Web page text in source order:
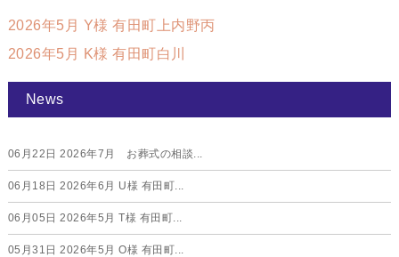
2026年5月 Y様 有田町上内野丙
2026年5月 K様 有田町白川
News
06月22日 2026年7月 お葬式の相談...
06月18日 2026年6月 U様 有田町...
06月05日 2026年5月 T様 有田町...
05月31日 2026年5月 O様 有田町...